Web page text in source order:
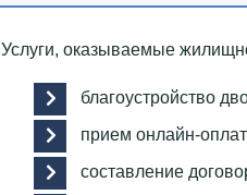
Услуги, оказываемые
благоустройство
прием онлайн-
составление